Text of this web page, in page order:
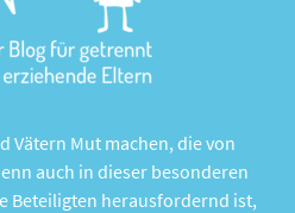
Vätern Mut machen, die von
auch in dieser besonderen
Beteiligten herausfordernd ist,